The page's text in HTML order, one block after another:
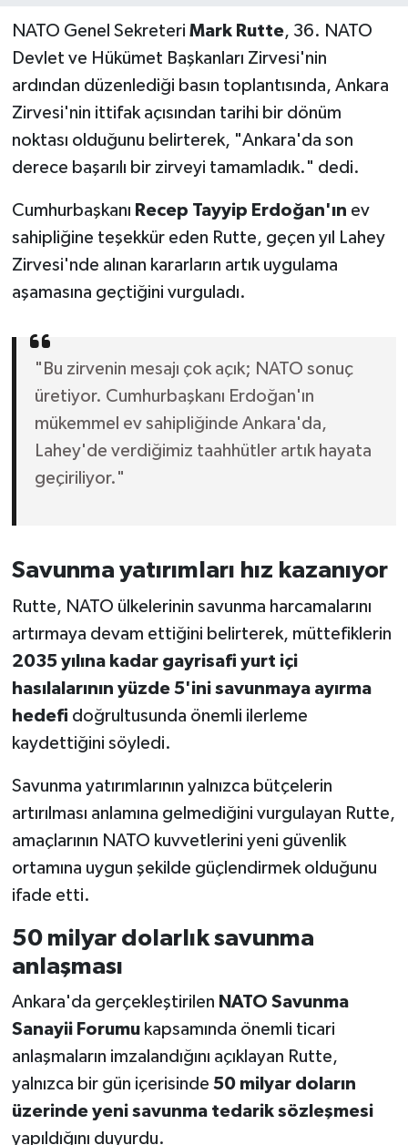
NATO Genel Sekreteri Mark Rutte, 36. NATO
Devlet ve Hükümet Başkanları Zirvesi'nin
ardından düzenlediği basın toplantısında, Ankara
Zirvesi'nin ittifak açısından tarihi bir dönüm
noktası olduğunu belirterek, "Ankara'da son
derece başarılı bir zirveyi tamamladık." dedi.
Cumhurbaşkanı Recep Tayyip Erdoğan'ın ev
sahipliğine teşekkür eden Rutte, geçen yıl Lahey
Zirvesi'nde alınan kararların artık uygulama
aşamasına geçtiğini vurguladı.
"Bu zirvenin mesajı çok açık; NATO sonuç
üretiyor. Cumhurbaşkanı Erdoğan'ın
mükemmel ev sahipliğinde Ankara'da,
Lahey'de verdiğimiz taahhütler artık hayata
geçiriliyor."
Savunma yatırımları hız kazanıyor
Rutte, NATO ülkelerinin savunma harcamalarını
artırmaya devam ettiğini belirterek, müttefiklerin
2035 yılına kadar gayrisafi yurt içi
hasılalarının yüzde 5'ini savunmaya ayırma
hedefi doğrultusunda önemli ilerleme
kaydettiğini söyledi.
Savunma yatırımlarının yalnızca bütçelerin
artırılması anlamına gelmediğini vurgulayan Rutte,
amaçlarının NATO kuvvetlerini yeni güvenlik
ortamına uygun şekilde güçlendirmek olduğunu
ifade etti.
50 milyar dolarlık savunma
anlaşması
Ankara'da gerçekleştirilen NATO Savunma
Sanayii Forumukapsamında önemli ticari
anlaşmaların imzalandığını açıklayan Rutte,
yalnızca bir gün içerisinde 50 milyar doların
üzerinde yeni savunma tedarik sözleşmesi
yapıldığını duyurdu.